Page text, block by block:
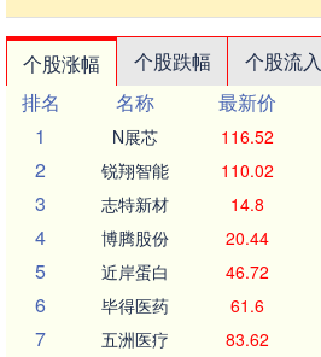
个股涨幅 个股跌幅 个股流入
排名
名称 最新价
1
N展芯 116.52
2 锐翔智能 110.02
3 志特新材 14.8
4 博腾股份 20.44
5 近岸蛋白 46.72
6 毕得医药 61.6
7 五洲医疗 83.62